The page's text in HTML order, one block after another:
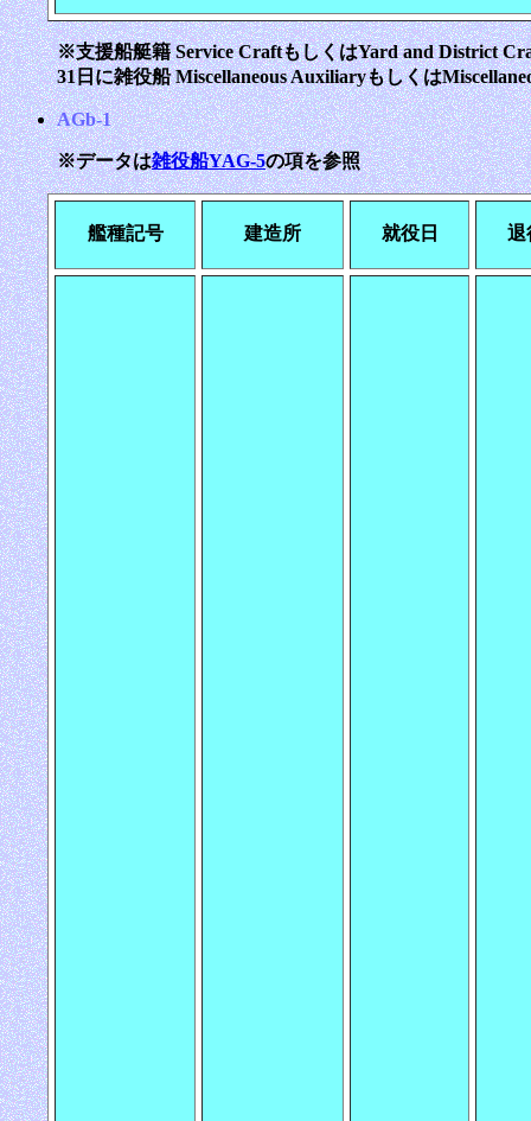
※支援船艇籍 Service CraftもしくはYard and District
31日に雑役船 Miscellaneous Auxiliaryもしくは
AGb-1
※データは雑役船YAG-5の項を参照
艦種記号 建造所 就役日 退